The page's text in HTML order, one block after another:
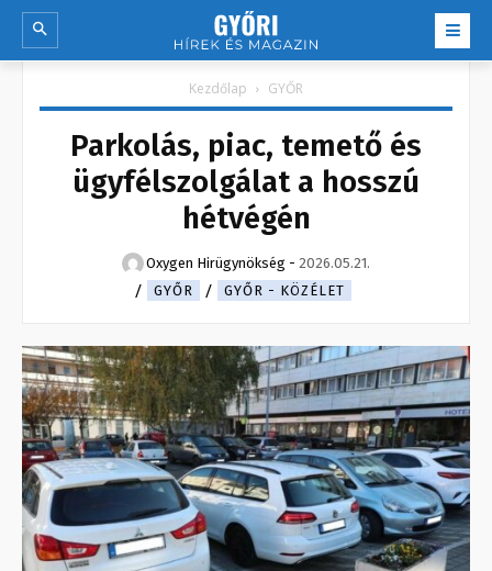
Kezdőlap GYŐR
Parkolás, piac, temető és
ügyfélszolgálat a hosszú
hétvégén
Oxygen Hirügynökség - 2026.05.21.
GYŐR
GYŐR - KÖZÉLET